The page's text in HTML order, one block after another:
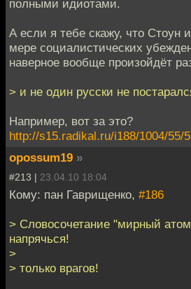
полными идиотами.
А если я тебе скажу, что Стоун
мере социалистических
наверное вообще произойдёт
> и не один русски не
Например, вот за это?
http://s15.radikal.ru/i188/1004/55/
opossum19 »
#213 | 23.04.10 18:04
Кому: пан Гаврищенко, #186
> Словосочетание "мирный
напрячься!
>
> только врагов!